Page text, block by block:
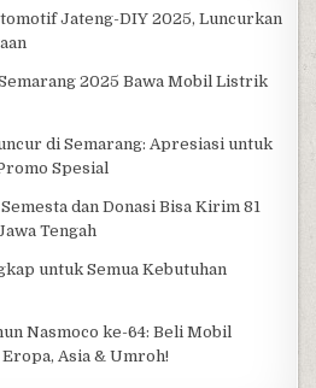
Jateng-DIY 2025, Luncurkan
2025 Bawa Mobil Listrik
di Semarang: Apresiasi untuk
Spesial
dan Donasi Bisa Kirim 81
Tengah
untuk Semua Kebutuhan
Nasmoco ke-64: Beli Mobil
Asia & Umroh!